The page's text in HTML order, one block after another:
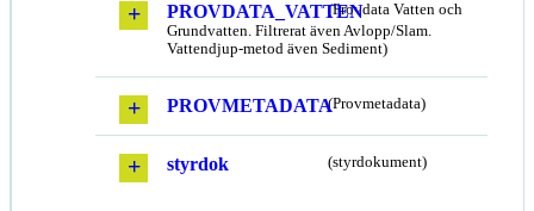
PROVDATA_VATTEN(Provdata Vatten och
Grundvatten. Filtrerat även Avlopp/Slam.
Vattendjup-metod även Sediment)
PROVMETADATA(Provmetadata)
styrdok (styrdokument)